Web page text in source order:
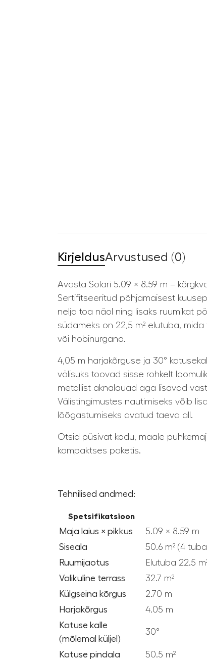
KirjeldusArvustused (0)
Avasta Solari 5.09 × 8.59 m –
Sertifitseeritud põhjamaisest
nelja toa näol ning lisaks ruumikat
südameks on 22,5 m² elutuba,
või hobinurgana.
4,05 m harjakõrguse ja 30°
välisuks toovad sisse rohkelt
metallist aknalauad aga lisavad
Välistingimustes nautimiseks võib
lõõgastumiseks avatud taeva all.
Otsid püsivat kodu, maale
kompaktses paketis.
Tehnilised andmed:
Spetsifikatsioon
Maja laius × pikkus
5.09 × 8.59 m
Siseala
50.6 m² (4
Ruumijaotus
Elutuba 22.5
Valikuline terrass
32.7 m²
Külgseina kõrgus
2.70 m
Harjakõrgus
4.05 m
Katuse kalle
(mõlemal küljel)
30°
Katuse pindala
50.5 m²